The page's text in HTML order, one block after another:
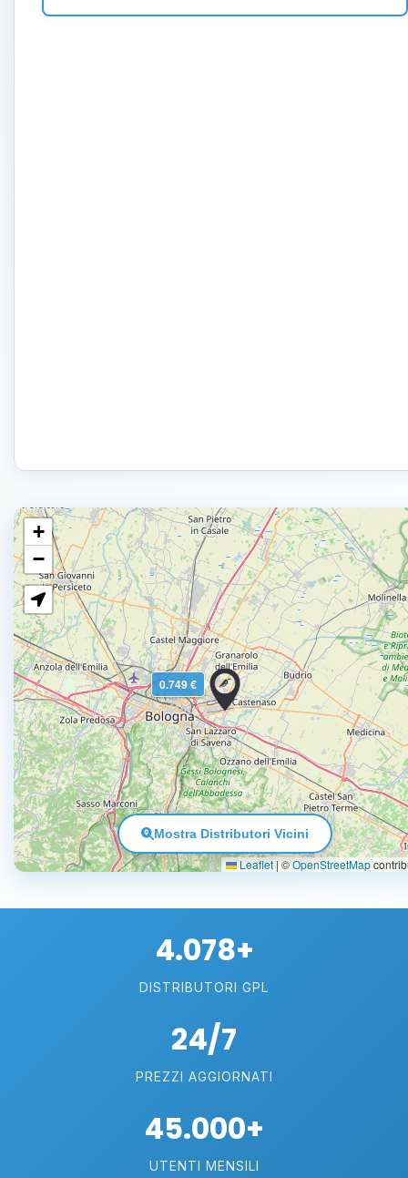
0.749 €
+
−
Leaflet | ©OpenStreetMap
Mostra Distributori Vicini
4.078+
DISTRIBUTORI GPL
24/7
PREZZI AGGIORNATI
45.000+
UTENTI MENSILI